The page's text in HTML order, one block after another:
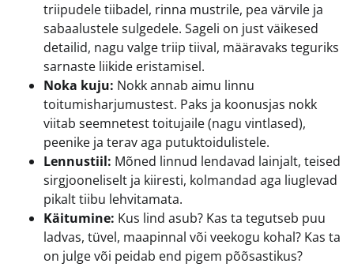
triipudele tiibadel, rinna mustrile, pea värvile ja
sabaalustele sulgedele. Sageli on just väikesed
detailid, nagu valge triip tiival, määravaks teguriks
sarnaste liikide eristamisel.
Noka kuju: Nokk annab aimu linnu
toitumisharjumustest. Paks ja koonusjas nokk
viitab seemnetest toitujaile (nagu vintlased),
peenike ja terav aga putuktoidulistele.
Lennustiil: Mõned linnud lendavad lainjalt, teised
sirgjooneliselt ja kiiresti, kolmandad aga liuglevad
pikalt tiibu lehvitamata.
Käitumine: Kus lind asub? Kas ta tegutseb puu
ladvas, tüvel, maapinnal või veekogu kohal? Kas ta
on julge või peidab end pigem põõsastikus?